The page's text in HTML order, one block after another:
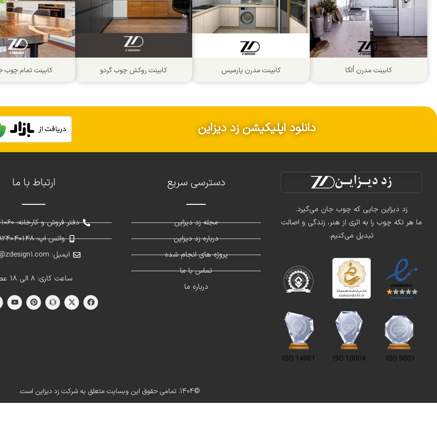
کابینت مدرن اُلگا کابینت مدرن پارمیس کابینت روکش چوب گردو کابینت تمام چوب
دانلود اپلیکیشن زد دیزاین
زد دیزاین جایی که چوب جان می‌گیرد.
ما هر تکه چوب را به اثری از هنر، زندگی و اصالت
تبدیل می‌کنیم.
دسترسی سریع
مجله زد دیزاین
درباره زد دیزاین
پروژه های انجام شده
تماس با ما
درباره ما
ارتباط با ما
دفتر فروش و کارخانه: 02691301060
واتس اپ: 09924040148
ایمیل: info@zdesign1.com
ساعت کاری: 8 الی 18 عصر
©1404. تمامی حقوق این وبسایت متعلق به شرکت زد دیزاین است.